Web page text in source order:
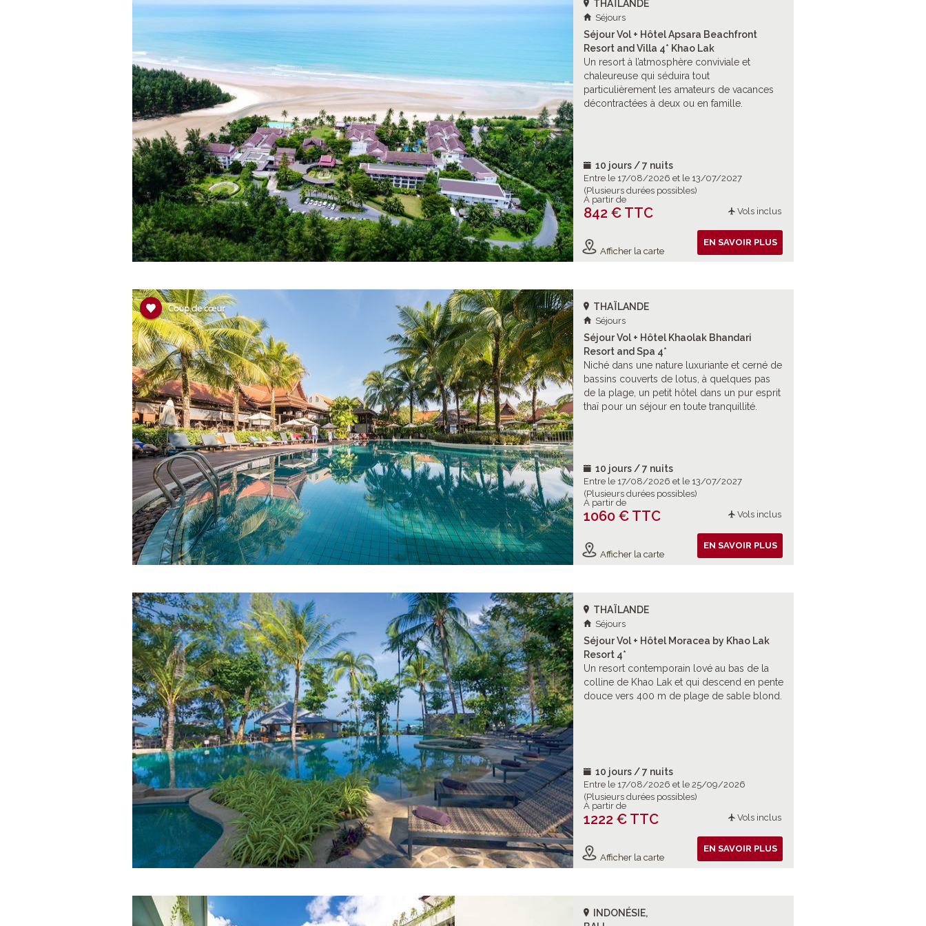
THAÏLANDE
Séjours
Séjour Vol + Hôtel Apsara Beachfront
Resort and Villa 4* Khao Lak
Un resort à l’atmosphère conviviale et
chaleureuse qui séduira tout
particulièrement les amateurs de vacances
décontractées à deux ou en famille.
10 jours / 7 nuits
Entre le 17/08/2026 et le 13/07/2027
(Plusieurs durées possibles)
À partir de
842 € TTC Vols inclus
Afficher la carte
EN SAVOIR PLUS
THAÏLANDE
Séjours
Séjour Vol + Hôtel Khaolak Bhandari
Resort and Spa 4*
Niché dans une nature luxuriante et cerné de
bassins couverts de lotus, à quelques pas
de la plage, un petit hôtel dans un pur esprit
thaï pour un séjour en toute tranquillité.
10 jours / 7 nuits
Entre le 17/08/2026 et le 13/07/2027
(Plusieurs durées possibles)
À partir de
1060 € TTC Vols inclus
Afficher la carte
EN SAVOIR PLUS
THAÏLANDE
Séjours
Séjour Vol + Hôtel Moracea by Khao Lak
Resort 4*
Un resort contemporain lové au bas de la
colline de Khao Lak et qui descend en pente
douce vers 400 m de plage de sable blond.
10 jours / 7 nuits
Entre le 17/08/2026 et le 25/09/2026
(Plusieurs durées possibles)
À partir de
1222 € TTC Vols inclus
Afficher la carte
EN SAVOIR PLUS
INDONÉSIE,